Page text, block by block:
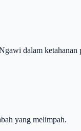
dalam ketahanan
yang melimpah.